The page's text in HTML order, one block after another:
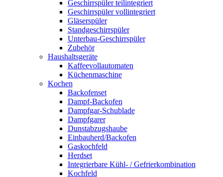
Geschirrspüler teilintegriert
Geschirrspüler vollintegriert
Gläserspüler
Standgeschirrspüler
Unterbau-Geschirrspüler
Zubehör
Haushaltsgeräte
Kaffeevollautomaten
Küchenmaschine
Kochen
Backofenset
Dampf-Backofen
Dampfgar-Schublade
Dampfgarer
Dunstabzugshaube
Einbauherd/Backofen
Gaskochfeld
Herdset
Integrierbare Kühl- / Gefrierkombination
Kochfeld